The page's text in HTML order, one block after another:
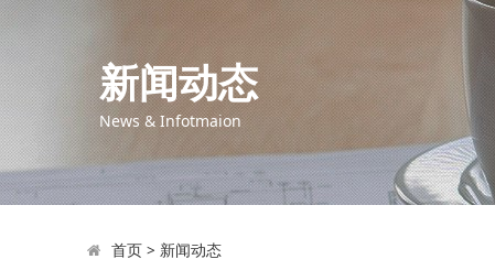
新闻动态
News & Infotmaion
首页> 新闻动态